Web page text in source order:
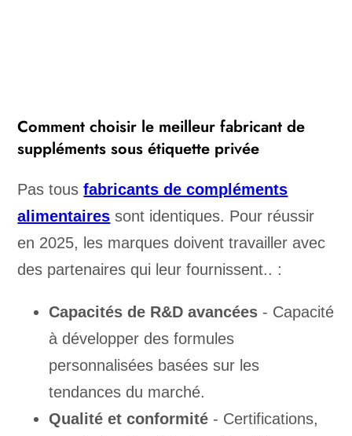
Comment choisir le meilleur fabricant de
suppléments sous étiquette privée
Pas tousfabricants de compléments
alimentaires sont identiques. Pour réussir
en 2025, les marques doivent travailler avec
des partenaires qui leur fournissent.. :
Capacités de R&D avancées - Capacité
à développer des formules
personnalisées basées sur les
tendances du marché.
Qualité et conformité - Certifications,